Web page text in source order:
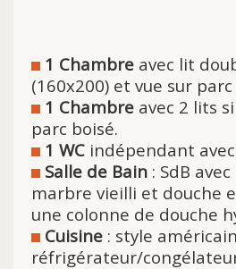
1 Chambre avec lit
(160x200) et vue sur
1 Chambre avec 2 lits
parc boisé.
1 WC indépendant
Salle de Bain : SdB
marbre vieilli et douche
une colonne de douche
Cuisine : style
réfrigérateur/